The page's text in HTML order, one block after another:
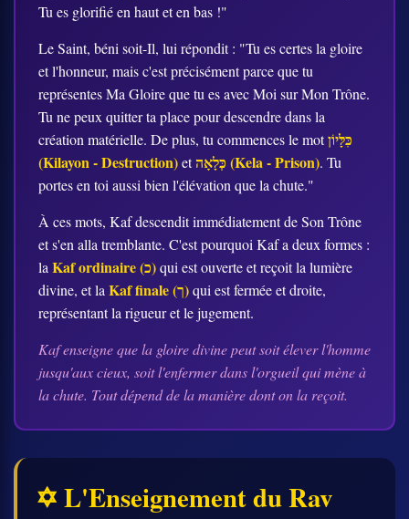
Tu es glorifié en haut et en bas !"
Le Saint, béni soit-Il, lui répondit : "Tu es certes la gloire
et l'honneur, mais c'est précisément parce que tu
représentes Ma Gloire que tu es avec Moi sur Mon Trône.
Tu ne peux quitter ta place pour descendre dans la
création matérielle. De plus, tu commences le motכִּלָּיוֹן
(Kilayon - Destruction)et כְּלָאָה (Kela - Prison). Tu
portes en toi aussi bien l'élévation que la chute."
À ces mots, Kaf descendit immédiatement de Son Trône
et s'en alla tremblante. C'est pourquoi Kaf a deux formes :
la
Kaf ordinaire (כ)qui est ouverte et reçoit la lumière
divine, et la
Kaf finale (ך)qui est fermée et droite,
représentant la rigueur et le jugement.
Kaf enseigne que la gloire divine peut soit élever l'homme
jusqu'aux cieux, soit l'enfermer dans l'orgueil qui mène à
la chute. Tout dépend de la manière dont on la reçoit.
✡️ L'Enseignement du Rav